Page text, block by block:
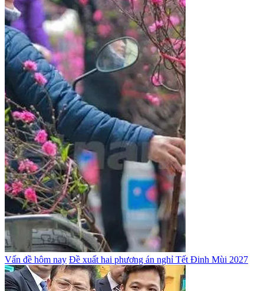
Vấn đề hôm nay Đề xuất hai phương án nghỉ Tết Đinh Mùi 2027